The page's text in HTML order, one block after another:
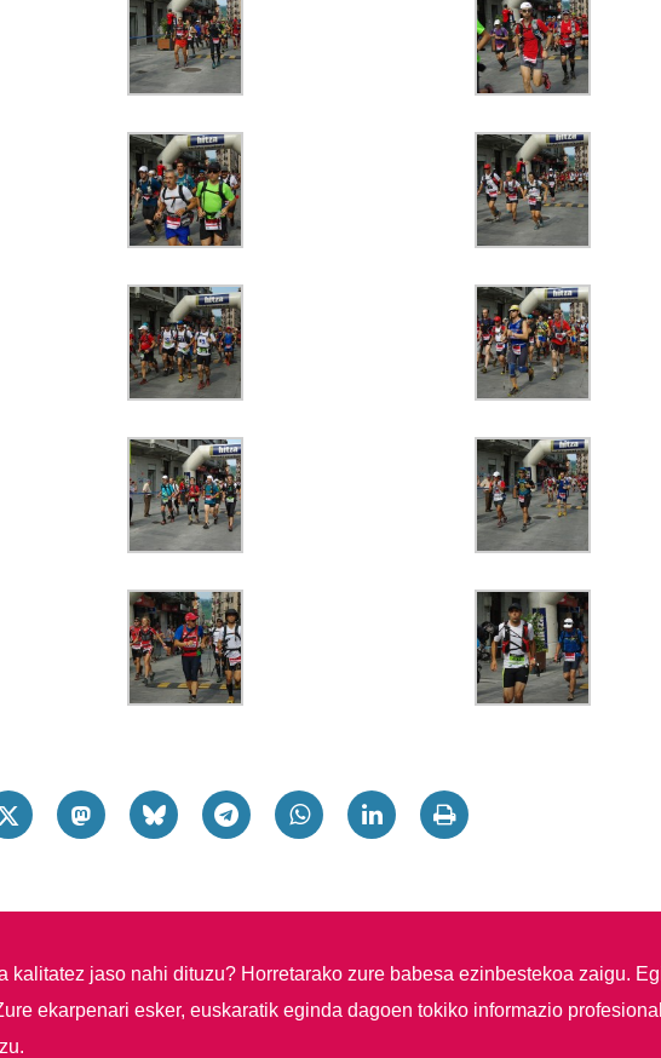
kalitatez jaso nahi dituzu? Horretarako zure babesa ezinbestekoa zaigu.
ekarpenari esker, euskaratik eginda dagoen tokiko informazio